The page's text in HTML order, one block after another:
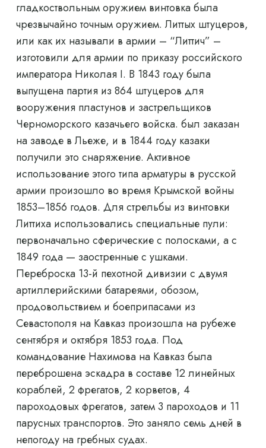
гладкоствольным оружием винтовка была
чрезвычайно точным оружием. Литтых штуцеров,
или как их называли в армии – “Литтич” –
изготовили для армии по приказу российского
императора Николая I. В 1843 году была
выпущена партия из 864 штуцеров для
вооружения пластунов и застрельщиков
Черноморского казачьего войска. был заказан
на заводе в Льеже, и в 1844 году казаки
получили это снаряжение. Активное
использование этого типа арматуры в русской
армии произошло во время Крымской войны
1853–1856 годов. Для стрельбы из винтовки
Литтиха использовались специальные пули:
первоначально сферические с полосками, а с
1849 года — заостренные с ушками.
Переброска 13-й пехотной дивизии с двумя
артиллерийскими батареями, обозом,
продовольствием и боеприпасами из
Севастополя на Кавказ произошла на рубеже
сентября и октября 1853 года. Под
командование Нахимова на Кавказ была
переброшена эскадра в составе 12 линейных
кораблей, 2 фрегатов, 2 корветов, 4
пароходовых фрегатов, затем 3 пароходов и 11
парусных транспортов. Это заняло семь дней в
непогоду на гребных судах.